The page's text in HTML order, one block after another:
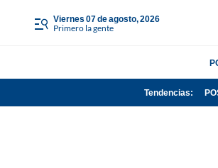
viernes 07 de agosto, 2026
Primero la gente
Tendencias: